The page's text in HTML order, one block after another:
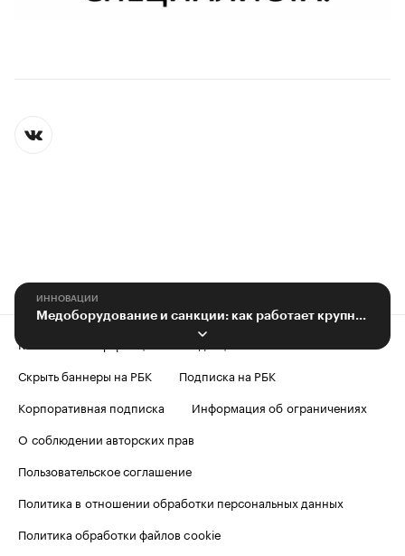
ИННОВАЦИИ
Медоборудование и санкции: как работает крупный в РФ поставщик
Контактная информация
Скрыть баннеры на РБК
Подписка на РБК
Корпоративная подписка
Информация об ограничениях
О соблюдении авторских прав
Пользовательское соглашение
Политика в отношении обработки персональных данных
Политика обработки файлов cookie